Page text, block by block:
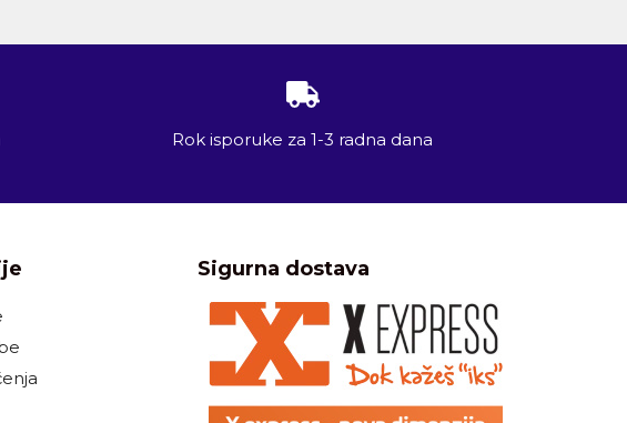
Rok isporuke za 1-3 radna dana
Sigurna dostava